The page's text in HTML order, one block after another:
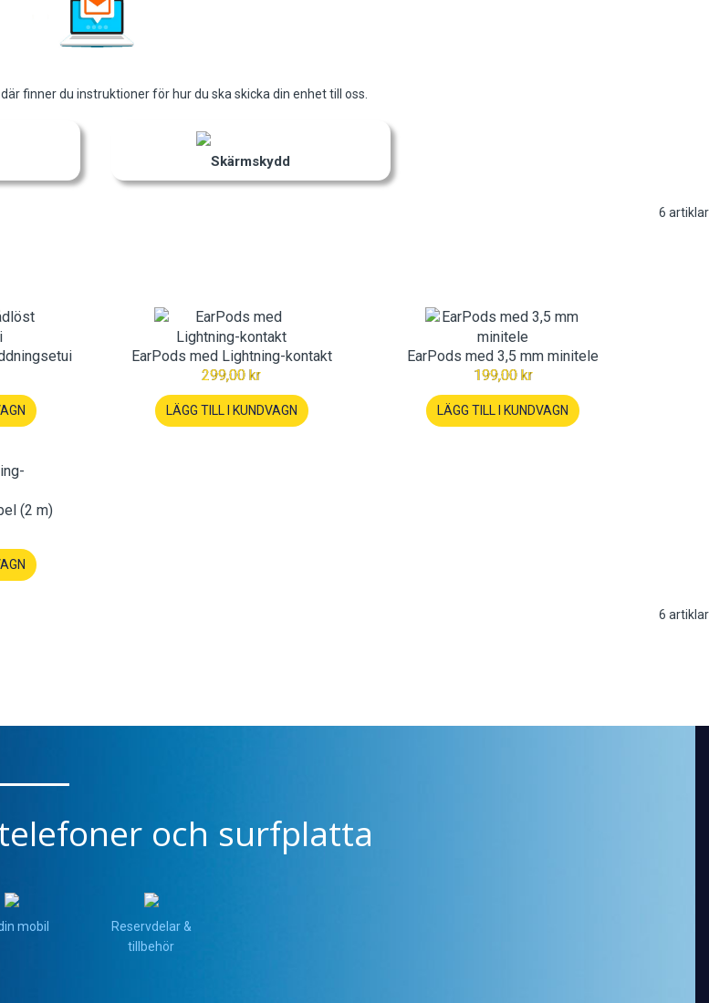
finner du instruktioner för hur du ska skicka din enhet till oss.
Skärmskydd
6 artiklar
EarPods med Lightning-kontakt
299,00 kr
LÄGG TILL I KUNDVAGN
EarPods med 3,5 mm minitele
199,00 kr
LÄGG TILL I KUNDVAGN
(2 m)
6 artiklar
och surfplatta
mobil
Reservdelar &
tillbehör